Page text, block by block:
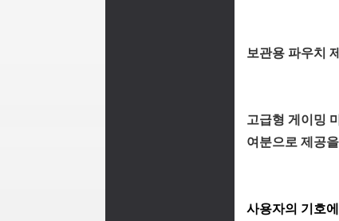
보관용 파우치
고급형 게이밍
여분으로 제공
사용자의 기호